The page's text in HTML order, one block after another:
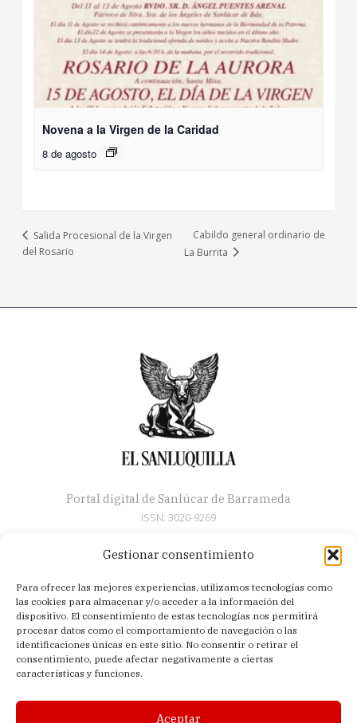
Gestionar consentimiento
Para ofrecer las mejores experiencias, utilizamos tecnologías como
las cookies para almacenar y/o acceder a la información del
dispositivo. El consentimiento de estas tecnologías nos permitirá
procesar datos como el comportamiento de navegación o las
identificaciones únicas en este sitio. No consentir o retirar el
consentimiento, puede afectar negativamente a ciertas
características y funciones.
Aceptar
Novena a la Virgen de la Caridad
8 de agosto
Salida Procesional de la Virgen
del Rosario
Cabildo general ordinario de
La Burrita
Portal digital de Sanlúcar de Barrameda
ISSN: 3020-9269
Artículos
Semana Santa
Nosotros
Acerca de
Política de privacidad